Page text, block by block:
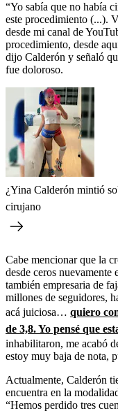
“Yo sabía que no había
este procedimiento (...).
desde mi canal de
procedimiento, desde
dijo Calderón y señaló
fue doloroso.
¿Yina Calderón mintió
cirujano
Cabe mencionar que la
desde ceros nuevamente
también empresaria de
millones de seguidores,
acá juiciosa… quiero
de 3,8. Yo pensé que
inhabilitaron, me acabó
estoy muy baja de nota,
Actualmente, Calderón
encuentra en la
“Hemos perdido tres